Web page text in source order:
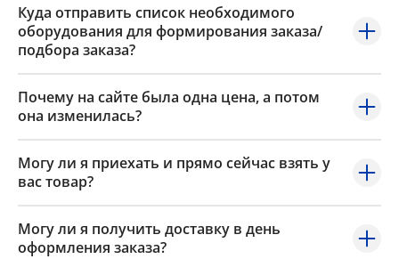
Куда отправить список необходимого
оборудования для формирования заказа/
подбора заказа?
Почему на сайте была одна цена, а потом
она изменилась?
Могу ли я приехать и прямо сейчас взять у
вас товар?
Могу ли я получить доставку в день
оформления заказа?